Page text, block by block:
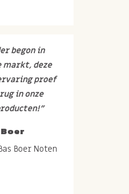
begon in
markt, deze
proef
in onze
Boer Noten